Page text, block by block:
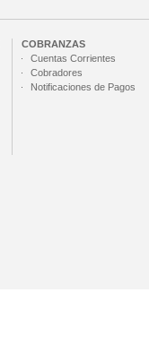
COBRANZAS
Cuentas Corrientes
Cobradores
Notificaciones de Pagos